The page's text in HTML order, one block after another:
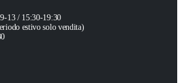
13 / 15:30-19:30
estivo solo vendita)